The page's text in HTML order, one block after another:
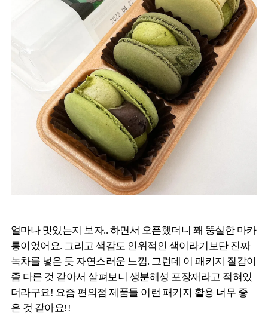
얼마나 맛있는지 보자.. 하면서 오픈했더니 꽤 뚱실한 마카
롱이었어요. 그리고 색감도 인위적인 색이라기보단 진짜
녹차를 넣은 듯 자연스러운 느낌. 그런데 이 패키지 질감이
좀 다른 것 같아서 살펴보니 생분해성 포장재라고 적혀있
더라구요! 요즘 편의점 제품들 이런 패키지 활용 너무 좋
은 것 같아요!!